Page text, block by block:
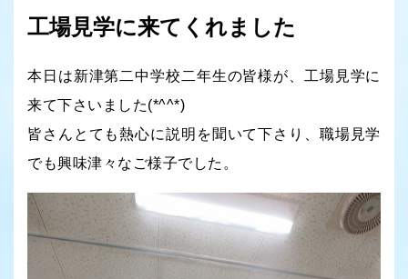
工場見学に来てくれました
本日は新津第二中学校二年生の皆様が、工場見学に
来て下さいました(*^^*)
皆さんとても熱心に説明を聞いて下さり、職場見学
でも興味津々なご様子でした。